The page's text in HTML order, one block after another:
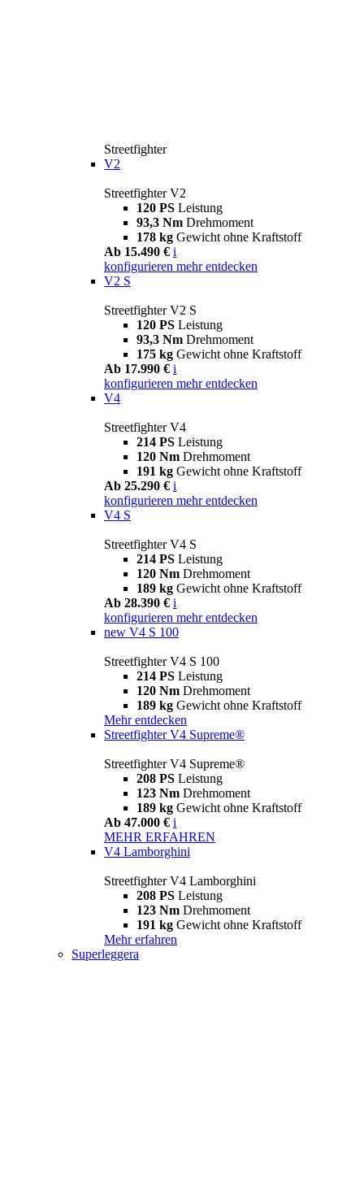
Streetfighter
V2
Streetfighter V2
120 PS Leistung
93,3 Nm Drehmoment
178 kg Gewicht ohne Kraftstoff
Ab 15.490 € i
konfigurieren mehr entdecken
V2 S
Streetfighter V2 S
120 PS Leistung
93,3 Nm Drehmoment
175 kg Gewicht ohne Kraftstoff
Ab 17.990 € i
konfigurieren mehr entdecken
V4
Streetfighter V4
214 PS Leistung
120 Nm Drehmoment
191 kg Gewicht ohne Kraftstoff
Ab 25.290 € i
konfigurieren mehr entdecken
V4 S
Streetfighter V4 S
214 PS Leistung
120 Nm Drehmoment
189 kg Gewicht ohne Kraftstoff
Ab 28.390 € i
konfigurieren mehr entdecken
new V4 S 100
Streetfighter V4 S 100
214 PS Leistung
120 Nm Drehmoment
189 kg Gewicht ohne Kraftstoff
Mehr entdecken
Streetfighter V4 Supreme®
Streetfighter V4 Supreme®
208 PS Leistung
123 Nm Drehmoment
189 kg Gewicht ohne Kraftstoff
Ab 47.000 € i
MEHR ERFAHREN
V4 Lamborghini
Streetfighter V4 Lamborghini
208 PS Leistung
123 Nm Drehmoment
191 kg Gewicht ohne Kraftstoff
Mehr erfahren
Superleggera